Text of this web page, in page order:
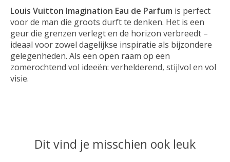
Louis Vuitton Imagination Eau de Parfum is perfect
voor de man die groots durft te denken. Het is een
geur die grenzen verlegt en de horizon verbreedt –
ideaal voor zowel dagelijkse inspiratie als bijzondere
gelegenheden. Als een open raam op een
zomerochtend vol ideeën: verhelderend, stijlvol en vol
visie.
Dit vind je misschien ook leuk